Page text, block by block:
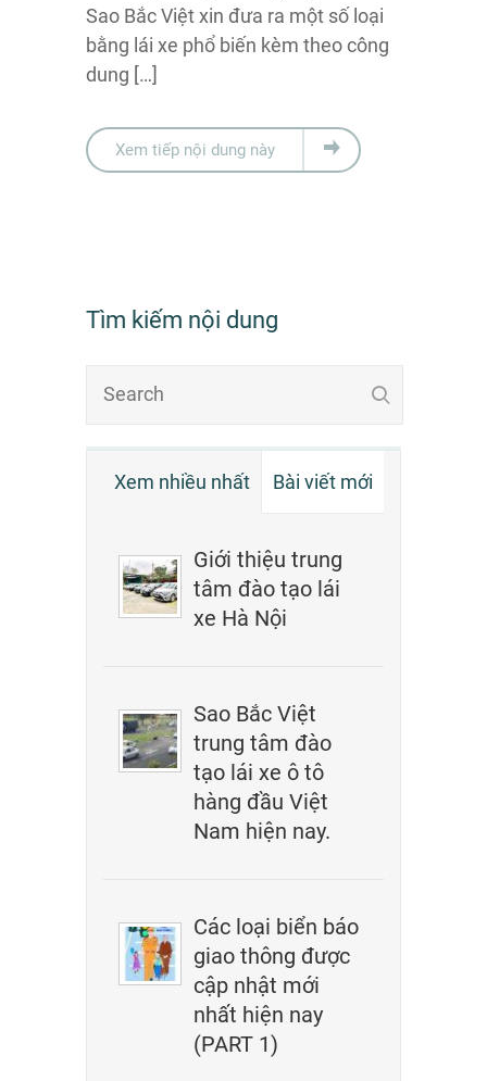
Sao Bắc Việt xin đưa ra một số loại
bằng lái xe phổ biến kèm theo công
dung […]
Xem tiếp nội dung này
Tìm kiếm nội dung
Xem nhiều nhất Bài viết mới
Giới thiệu trung
tâm đào tạo lái
xe Hà Nội
Sao Bắc Việt
trung tâm đào
tạo lái xe ô tô
hàng đầu Việt
Nam hiện nay.
Các loại biển báo
giao thông được
cập nhật mới
nhất hiện nay
(PART 1)